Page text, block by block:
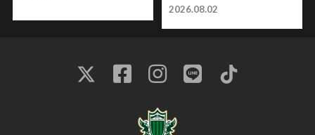
2026.08.02